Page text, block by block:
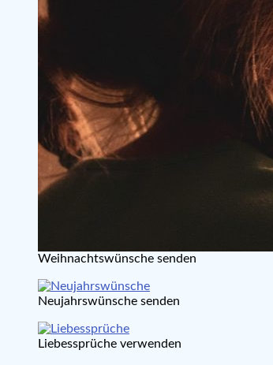
Weihnachtswünsche senden
Neujahrswünsche senden
Liebessprüche verwenden